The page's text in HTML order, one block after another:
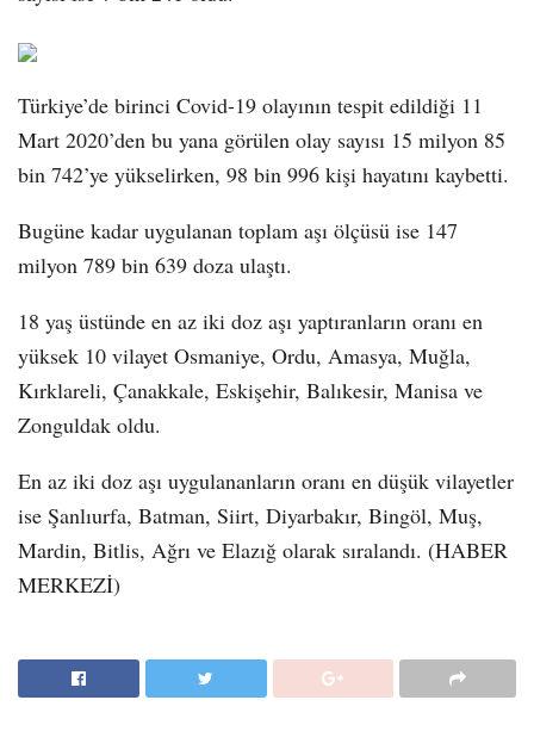
Türkiye’de birinci Covid-19 olayının tespit edildiği 11
Mart 2020’den bu yana görülen olay sayısı 15 milyon 85
bin 742’ye yükselirken, 98 bin 996 kişi hayatını kaybetti.
Bugüne kadar uygulanan toplam aşı ölçüsü ise 147
milyon 789 bin 639 doza ulaştı.
18 yaş üstünde en az iki doz aşı yaptıranların oranı en
yüksek 10 vilayet Osmaniye, Ordu, Amasya, Muğla,
Kırklareli, Çanakkale, Eskişehir, Balıkesir, Manisa ve
Zonguldak oldu.
En az iki doz aşı uygulananların oranı en düşük vilayetler
ise Şanlıurfa, Batman, Siirt, Diyarbakır, Bingöl, Muş,
Mardin, Bitlis, Ağrı ve Elazığ olarak sıralandı. (HABER
MERKEZİ)